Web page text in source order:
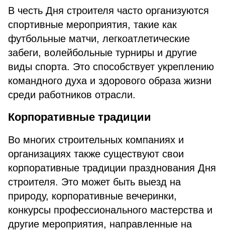
В честь Дня строителя часто организуются
спортивные мероприятия, такие как
футбольные матчи, легкоатлетические
забеги, волейбольные турниры и другие
виды спорта. Это способствует укреплению
командного духа и здорового образа жизни
среди работников отрасли.
Корпоративные традиции
Во многих строительных компаниях и
организациях также существуют свои
корпоративные традиции празднования Дня
строителя. Это может быть выезд на
природу, корпоративные вечеринки,
конкурсы профессионального мастерства и
другие мероприятия, направленные на